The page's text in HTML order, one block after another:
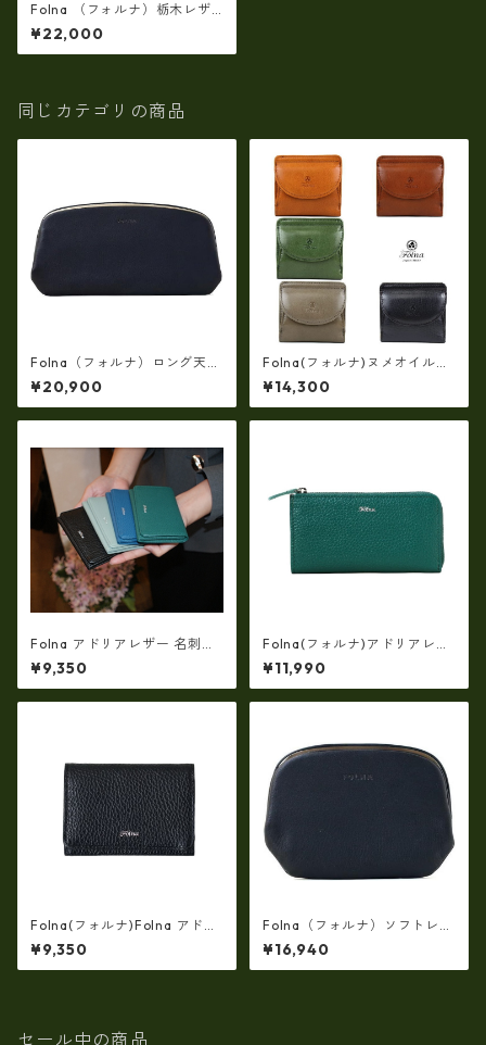
Folna （フォルナ）栃木レザ
ー フラップ長財布 / No.29938
93
¥22,000
同じカテゴリの商品
Folna（フォルナ）ロング天溝
がま口長財布(牛革製・日本
製）fo-2993878
¥20,900
Folna(フォルナ)ヌメオイルシ
ュリンク 二つ折り財布 (日本
製） fo-2993801
¥14,300
Folna アドリアレザー 名刺入
れ・カードケース / No.29939
09
¥9,350
Folna(フォルナ)アドリアレザ
ー フラグメントケース ・FOL
NA fo-2993910
¥11,990
Folna(フォルナ)Folna アドリ
アレザー 名刺入れ・カードケ
ース FOLNA fo-2993909
¥9,350
Folna（フォルナ）ソフトレザ
ーショート天溝薄マチ・がま
口長財布(牛革製・日本製）fo
-2993877
¥16,940
セール中の商品